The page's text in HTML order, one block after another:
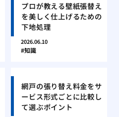
プロが教える壁紙張替え
を美しく仕上げるための
下地処理
2026.06.10
知識
網戸の張り替え料金をサ
ービス形式ごとに比較し
て選ぶポイント